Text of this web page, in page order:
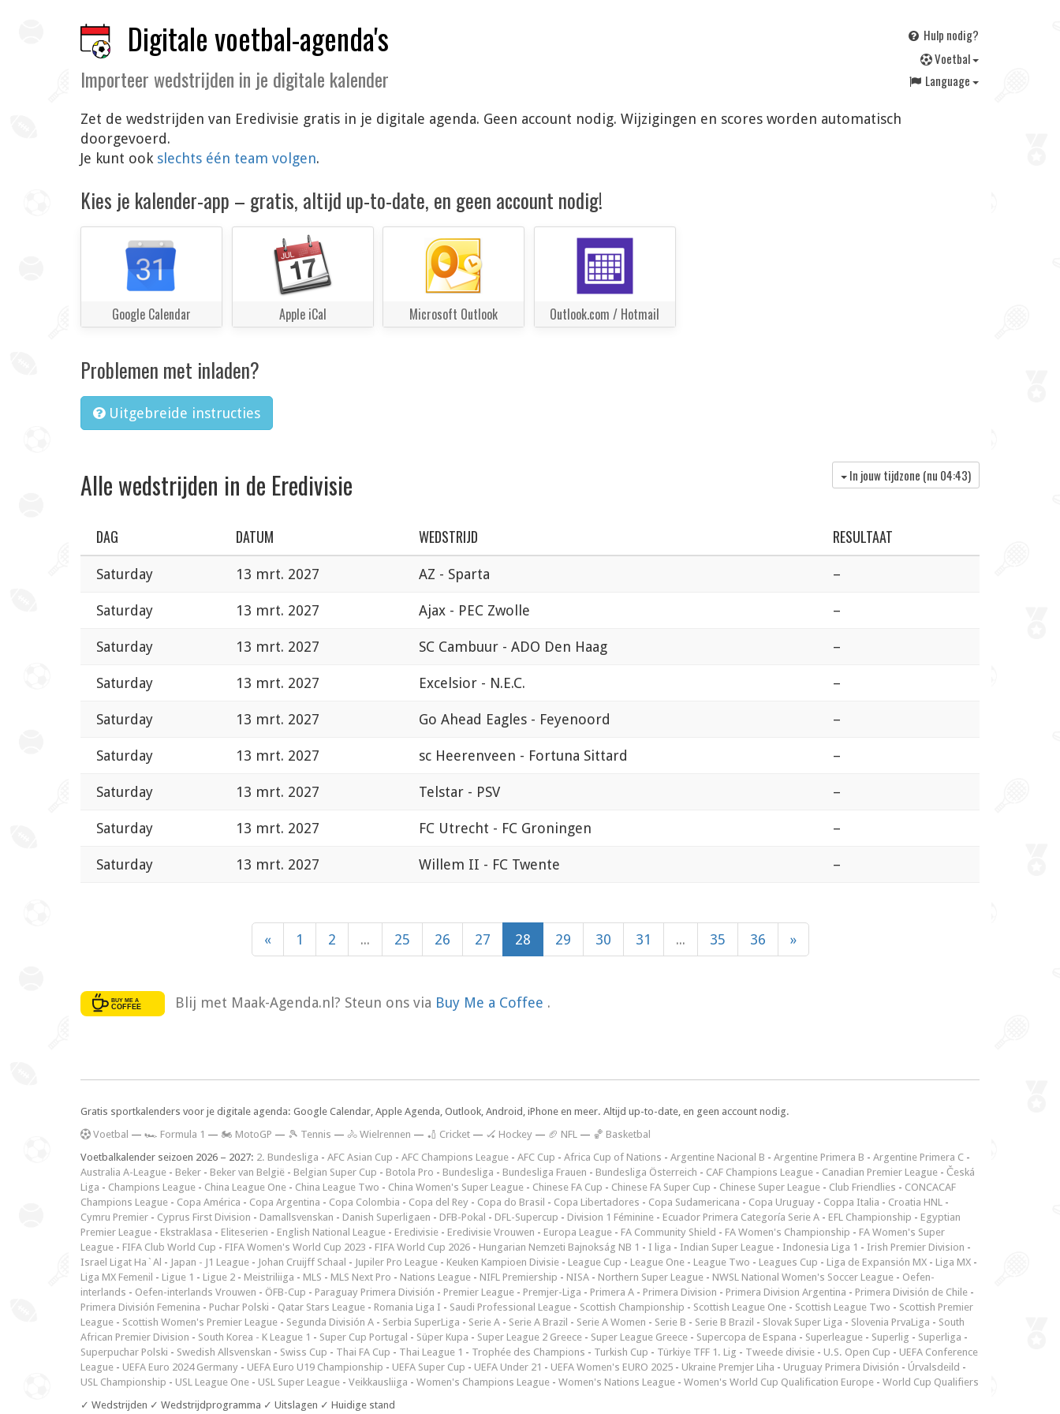
Digitale voetbal-agenda's
Importeer wedstrijden in je digitale kalender
Hulp nodig?
Voetbal
Language
Zet de wedstrijden van Eredivisie gratis in je digitale agenda. Geen account nodig. Wijzigingen en scores worden automatisch
doorgevoerd.
Je kunt ook slechts één team volgen.
Kies je kalender-app – gratis, altijd up-to-date, en geen account nodig!
Google Calendar Apple iCal Microsoft Outlook Outlook.com / Hotmail
Problemen met inladen?
Uitgebreide instructies
Alle wedstrijden in de Eredivisie In jouw tijdzone (nu 04:43)
DAG DATUM WEDSTRIJD RESULTAAT
Saturday 13 mrt. 2027 AZ - Sparta –
Saturday 13 mrt. 2027 Ajax - PEC Zwolle –
Saturday 13 mrt. 2027 SC Cambuur - ADO Den Haag –
Saturday 13 mrt. 2027 Excelsior - N.E.C. –
Saturday 13 mrt. 2027 Go Ahead Eagles - Feyenoord –
Saturday 13 mrt. 2027 sc Heerenveen - Fortuna Sittard –
Saturday 13 mrt. 2027 Telstar - PSV –
Saturday 13 mrt. 2027 FC Utrecht - FC Groningen –
Saturday 13 mrt. 2027 Willem II - FC Twente –
« 1 2 ... 25 26 27 28 29 30 31 ... 35 36 »
Blij met Maak-Agenda.nl? Steun ons via Buy Me a Coffee .
Gratis sportkalenders voor je digitale agenda: Google Calendar, Apple Agenda, Outlook, Android, iPhone en meer. Altijd up-to-date, en geen account nodig.
Voetbal — 🏎️ Formula 1 — 🏍 MotoGP — 🎾 Tennis — 🚴 Wielrennen — 🏏 Cricket — 🏑 Hockey — 🏈 NFL — 🏀 Basketbal
Voetbalkalender seizoen 2026 – 2027: 2. Bundesliga - AFC Asian Cup - AFC Champions League - AFC Cup - Africa Cup of Nations - Argentine Nacional B - Argentine Primera B - Argentine Primera C -
Australia A-League - Beker - Beker van België - Belgian Super Cup - Botola Pro - Bundesliga - Bundesliga Frauen - Bundesliga Österreich - CAF Champions League - Canadian Premier League - Česká
Liga - Champions League - China League One - China League Two - China Women's Super League - Chinese FA Cup - Chinese FA Super Cup - Chinese Super League - Club Friendlies - CONCACAF
Champions League - Copa América - Copa Argentina - Copa Colombia - Copa del Rey - Copa do Brasil - Copa Libertadores - Copa Sudamericana - Copa Uruguay - Coppa Italia - Croatia HNL -
Cymru Premier - Cyprus First Division - Damallsvenskan - Danish Superligaen - DFB-Pokal - DFL-Supercup - Division 1 Féminine - Ecuador Primera Categoría Serie A - EFL Championship - Egyptian
Premier League - Ekstraklasa - Eliteserien - English National League - Eredivisie - Eredivisie Vrouwen - Europa League - FA Community Shield - FA Women's Championship - FA Women's Super
League - FIFA Club World Cup - FIFA Women's World Cup 2023 - FIFA World Cup 2026 - Hungarian Nemzeti Bajnokság NB 1 - I liga - Indian Super League - Indonesia Liga 1 - Irish Premier Division -
Israel Ligat Ha`Al - Japan - J1 League - Johan Cruijff Schaal - Jupiler Pro League - Keuken Kampioen Divisie - League Cup - League One - League Two - Leagues Cup - Liga de Expansión MX - Liga MX -
Liga MX Femenil - Ligue 1 - Ligue 2 - Meistriliiga - MLS - MLS Next Pro - Nations League - NIFL Premiership - NISA - Northern Super League - NWSL National Women's Soccer League - Oefen-
interlands - Oefen-interlands Vrouwen - ÖFB-Cup - Paraguay Primera División - Premier League - Premjer-Liga - Primera A - Primera Division - Primera Division Argentina - Primera División de Chile -
Primera División Femenina - Puchar Polski - Qatar Stars League - Romania Liga I - Saudi Professional League - Scottish Championship - Scottish League One - Scottish League Two - Scottish Premier
League - Scottish Women's Premier League - Segunda División A - Serbia SuperLiga - Serie A - Serie A Brazil - Serie A Women - Serie B - Serie B Brazil - Slovak Super Liga - Slovenia PrvaLiga - South
African Premier Division - South Korea - K League 1 - Super Cup Portugal - Süper Kupa - Super League 2 Greece - Super League Greece - Supercopa de Espana - Superleague - Superlig - Superliga -
Superpuchar Polski - Swedish Allsvenskan - Swiss Cup - Thai FA Cup - Thai League 1 - Trophée des Champions - Turkish Cup - Türkiye TFF 1. Lig - Tweede divisie - U.S. Open Cup - UEFA Conference
League - UEFA Euro 2024 Germany - UEFA Euro U19 Championship - UEFA Super Cup - UEFA Under 21 - UEFA Women's EURO 2025 - Ukraine Premjer Liha - Uruguay Primera División - Úrvalsdeild -
USL Championship - USL League One - USL Super League - Veikkausliiga - Women's Champions League - Women's Nations League - Women's World Cup Qualification Europe - World Cup Qualifiers
✓ Wedstrijden ✓ Wedstrijdprogramma ✓ Uitslagen ✓ Huidige stand